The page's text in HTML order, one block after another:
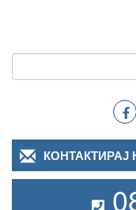
Search
Пребарување
КОНТАКТИРАЈ